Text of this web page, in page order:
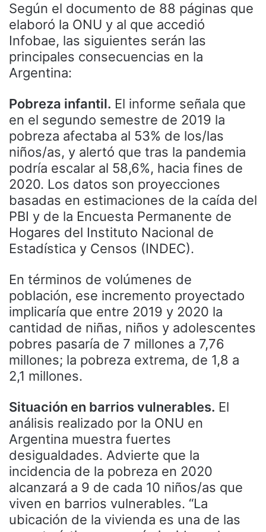
Según el documento de 88 páginas que
elaboró la ONU y al que accedió
Infobae, las siguientes serán las
principales consecuencias en la
Argentina:
Pobreza infantil. El informe señala que
en el segundo semestre de 2019 la
pobreza afectaba al 53% de los/las
niños/as, y alertó que tras la pandemia
podría escalar al 58,6%, hacia fines de
2020. Los datos son proyecciones
basadas en estimaciones de la caída del
PBI y de la Encuesta Permanente de
Hogares del Instituto Nacional de
Estadística y Censos (INDEC).
En términos de volúmenes de
población, ese incremento proyectado
implicaría que entre 2019 y 2020 la
cantidad de niñas, niños y adolescentes
pobres pasaría de 7 millones a 7,76
millones; la pobreza extrema, de 1,8 a
2,1 millones.
Situación en barrios vulnerables. El
análisis realizado por la ONU en
Argentina muestra fuertes
desigualdades. Advierte que la
incidencia de la pobreza en 2020
alcanzará a 9 de cada 10 niños/as que
viven en barrios vulnerables. “La
ubicación de la vivienda es una de las